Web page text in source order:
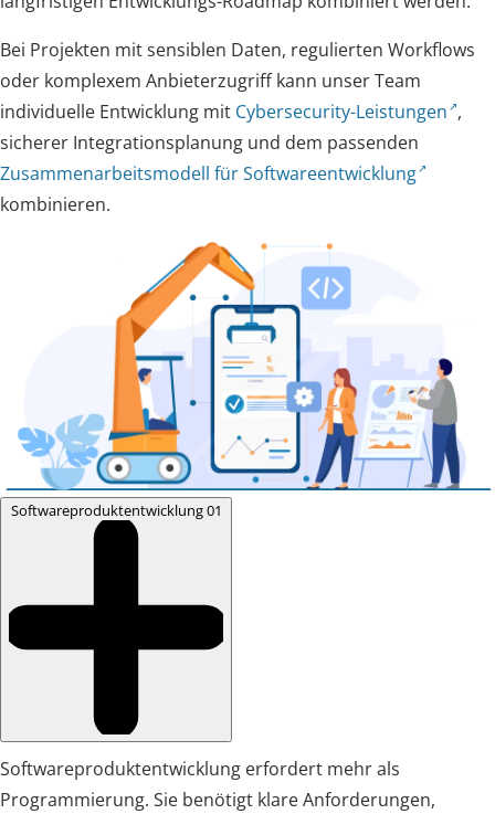
Bei Projekten mit sensiblen Daten, regulierten Workflows
oder komplexem Anbieterzugriff kann unser Team
individuelle Entwicklung mit Cybersecurity-Leistungen ,
sicherer Integrationsplanung und dem passenden
Zusammenarbeitsmodell für Softwareentwicklung
kombinieren.
Softwareproduktentwicklung01
Softwareproduktentwicklung erfordert mehr als
Programmierung. Sie benötigt klare Anforderungen,